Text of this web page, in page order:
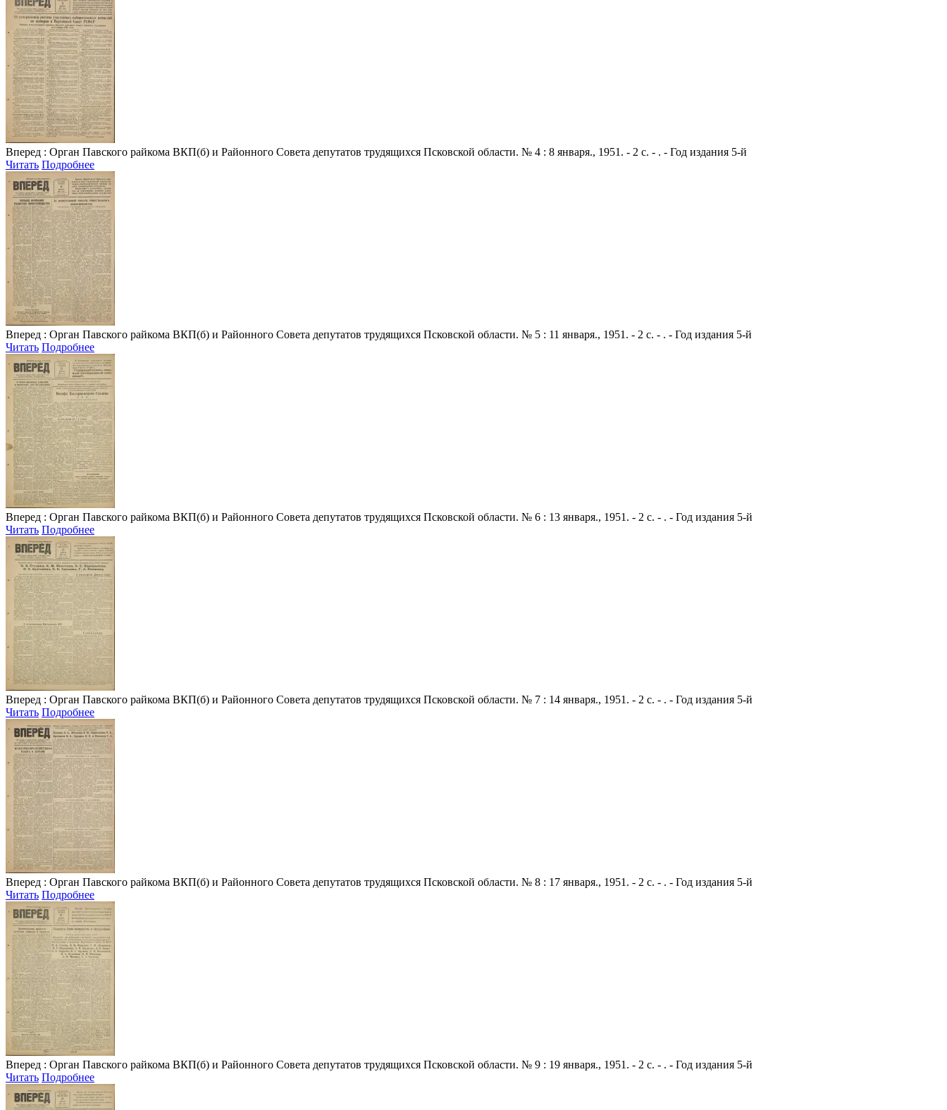
Вперед : Орган Павского райкома ВКП(б) и Районного Совета депутатов трудящихся Псковской области. № 4 : 8 января., 1951. - 2 с. - . - Год издания 5-й
Читать Подробнее
Вперед : Орган Павского райкома ВКП(б) и Районного Совета депутатов трудящихся Псковской области. № 5 : 11 января., 1951. - 2 с. - . - Год издания 5-й
Читать Подробнее
Вперед : Орган Павского райкома ВКП(б) и Районного Совета депутатов трудящихся Псковской области. № 6 : 13 января., 1951. - 2 с. - . - Год издания 5-й
Читать Подробнее
Вперед : Орган Павского райкома ВКП(б) и Районного Совета депутатов трудящихся Псковской области. № 7 : 14 января., 1951. - 2 с. - . - Год издания 5-й
Читать Подробнее
Вперед : Орган Павского райкома ВКП(б) и Районного Совета депутатов трудящихся Псковской области. № 8 : 17 января., 1951. - 2 с. - . - Год издания 5-й
Читать Подробнее
Вперед : Орган Павского райкома ВКП(б) и Районного Совета депутатов трудящихся Псковской области. № 9 : 19 января., 1951. - 2 с. - . - Год издания 5-й
Читать Подробнее